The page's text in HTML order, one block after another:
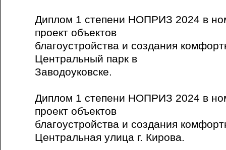
Диплом 1 степени НОПРИЗ 2024 в
проект объектов
благоустройства и создания
Центральный парк в
Заводоуковске.
Диплом 1 степени НОПРИЗ 2024 в
проект объектов
благоустройства и создания
Центральная улица г. Кирова.